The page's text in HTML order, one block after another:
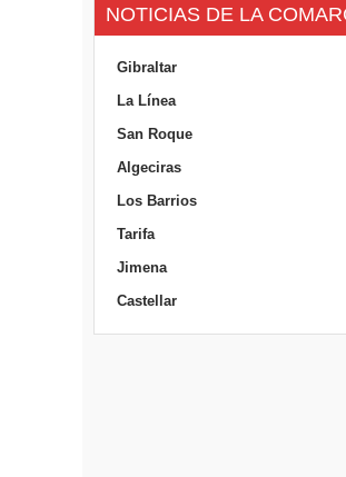
NOTICIAS DE LA
Gibraltar
La Línea
San Roque
Algeciras
Los Barrios
Tarifa
Jimena
Castellar